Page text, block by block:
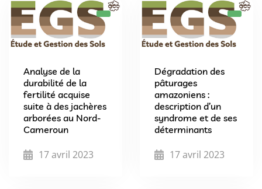
Analyse de la
durabilité de la
fertilité acquise
suite à des jachères
arborées au Nord-
Cameroun
17 avril 2023
Dégradation des
pâturages
amazoniens :
description d’un
syndrome et de ses
déterminants
17 avril 2023